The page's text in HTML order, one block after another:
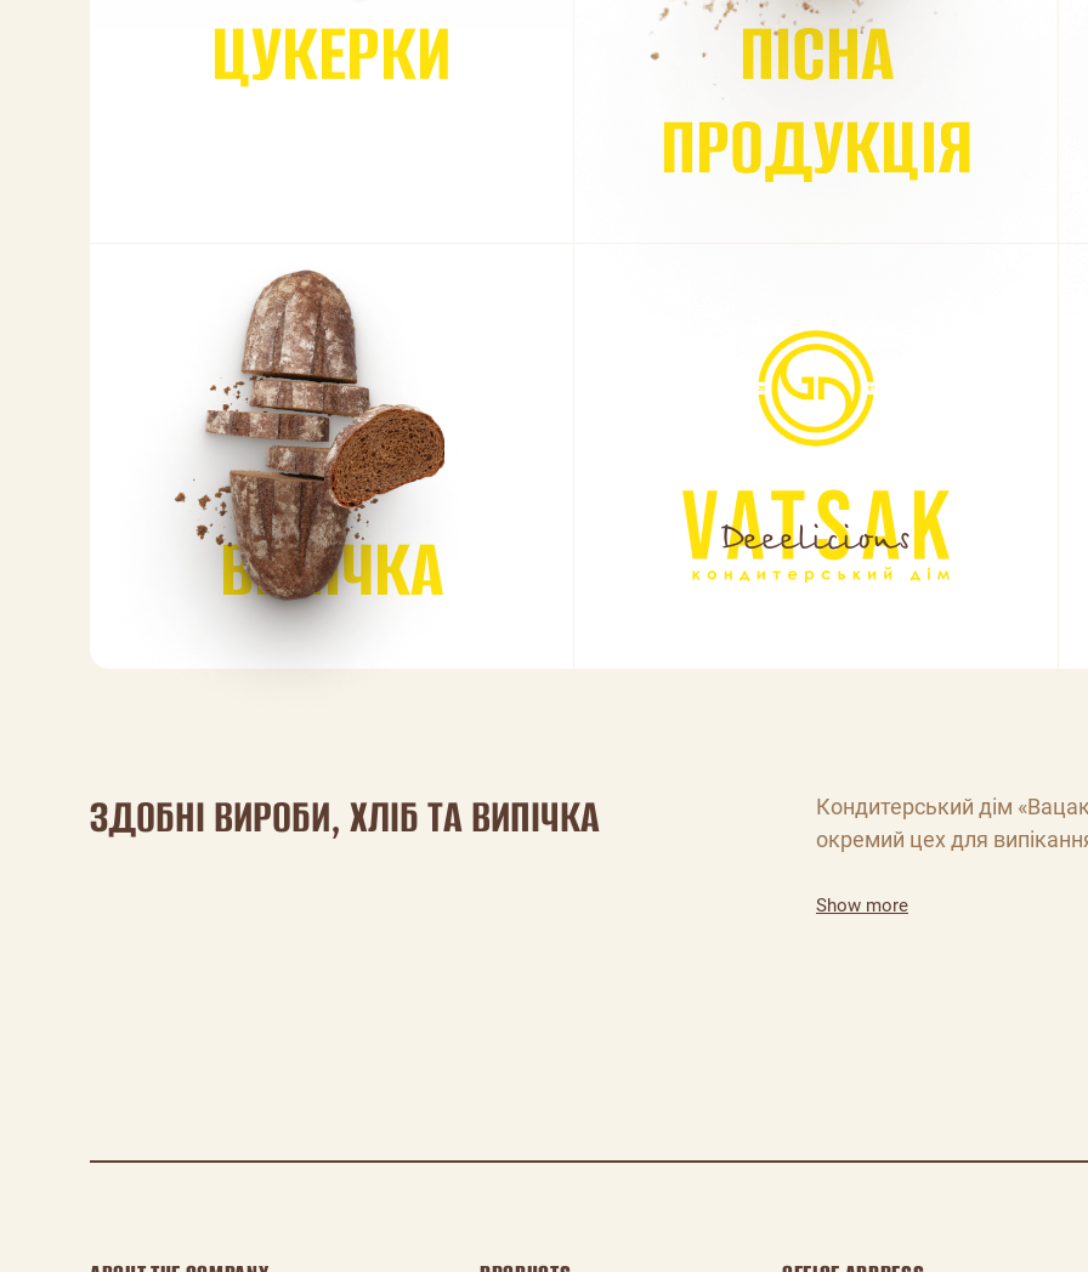
ЦУКЕРКИ
ПІСНА
ПРОДУКЦІЯ
ВИПІЧКА Deeelicious
ЗДОБНІ ВИРОБИ, ХЛІБ ТА ВИПІЧКА
Кондитерський дім
окремий цех для
Show more